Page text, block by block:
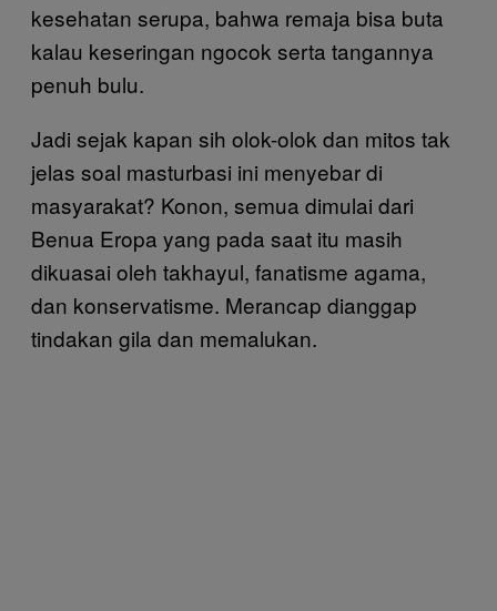
kesehatan serupa, bahwa remaja bisa buta
kalau keseringan ngocok serta tangannya
penuh bulu.
Jadi sejak kapan sih olok-olok dan mitos tak
jelas soal masturbasi ini menyebar di
masyarakat? Konon, semua dimulai dari
Benua Eropa yang pada saat itu masih
dikuasai oleh takhayul, fanatisme agama,
dan konservatisme. Merancap dianggap
tindakan gila dan memalukan.